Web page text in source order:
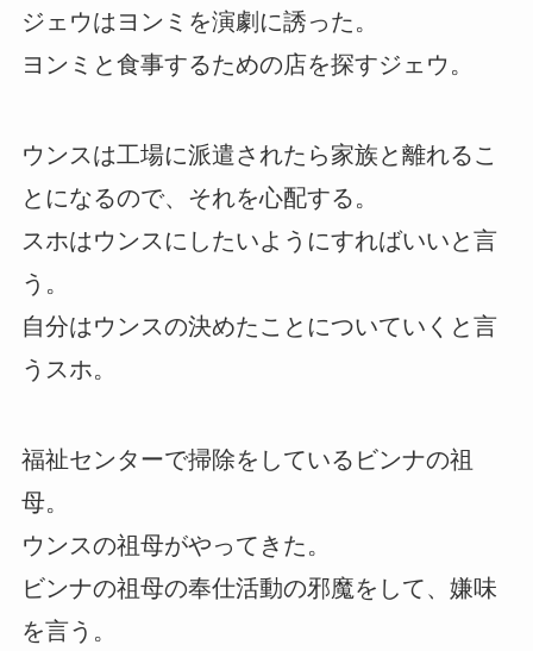
ジェウはヨンミを演劇に誘った。
ヨンミと食事するための店を探すジェウ。
ウンスは工場に派遣されたら家族と離れるこ
とになるので、それを心配する。
スホはウンスにしたいようにすればいいと言
う。
自分はウンスの決めたことについていくと言
うスホ。
福祉センターで掃除をしているビンナの祖
母。
ウンスの祖母がやってきた。
ビンナの祖母の奉仕活動の邪魔をして、嫌味
を言う。